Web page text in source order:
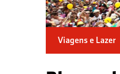
Viagens e Lazer